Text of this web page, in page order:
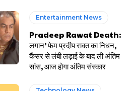
Entertainment News
Pradeep Rawat Death:
लगान’ फेम प्रदीप रावत का निधन,
कैंसर से लंबी लड़ाई के बाद ली अंतिम
सांस, आज होगा अंतिम संस्कार